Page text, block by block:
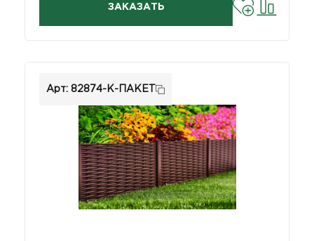
ЗАКАЗАТЬ
Арт: 82874-К-ПАКЕТ